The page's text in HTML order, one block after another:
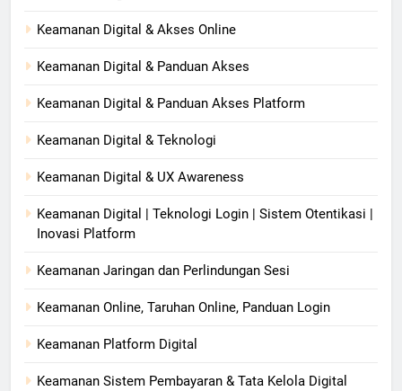
Keamanan Digital & Akses Online
Keamanan Digital & Panduan Akses
Keamanan Digital & Panduan Akses Platform
Keamanan Digital & Teknologi
Keamanan Digital & UX Awareness
Keamanan Digital | Teknologi Login | Sistem Otentikasi |
Inovasi Platform
Keamanan Jaringan dan Perlindungan Sesi
Keamanan Online, Taruhan Online, Panduan Login
Keamanan Platform Digital
Keamanan Sistem Pembayaran & Tata Kelola Digital